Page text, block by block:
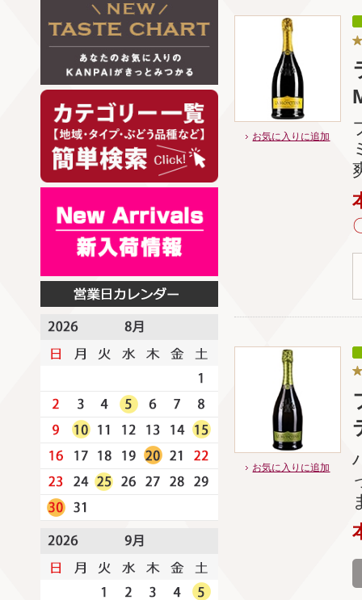
お気に入りに追加
お気に入りに追加